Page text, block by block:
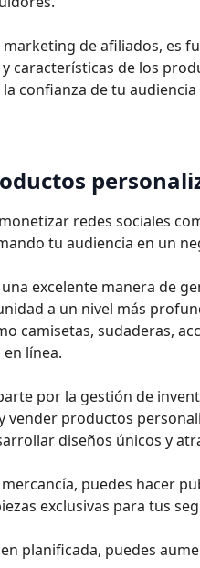
de afiliados, es
características de los
confianza de tu
redes sociales
tu audiencia en un
excelente manera de
a un nivel más
camisetas, sudaderas,
línea.
por la gestión de
vender productos
diseños únicos y
puedes hacer
exclusivas para tus
planificada, puedes